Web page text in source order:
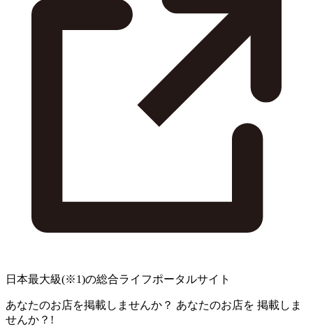
日本最大級(※1)の総合ライフポータルサイト
あなたのお店を掲載しませんか？ あなたのお店を 掲載しま
せんか？!